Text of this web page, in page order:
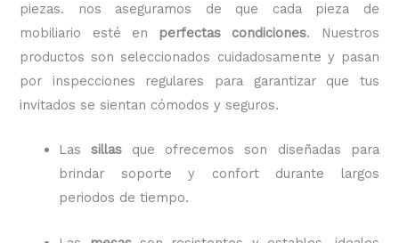
piezas. nos aseguramos de que cada pieza de
mobiliario esté en
perfectas condiciones. Nuestros
productos son seleccionados cuidadosamente y pasan
por inspecciones regulares para garantizar que tus
invitados se sientan cómodos y seguros.
Lassillas que ofrecemos son diseñadas para
brindar soporte y confort durante largos
periodos de tiempo.